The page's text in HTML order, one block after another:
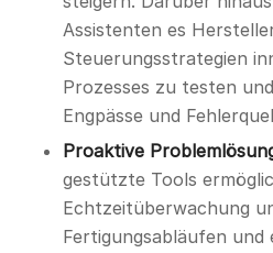
Assistenten es
Steuerungsstrategien
Prozesses zu testen
Engpässe und
Proaktive
gestützte Tools
Echtzeitüberwachung
Fertigungsabläufen und